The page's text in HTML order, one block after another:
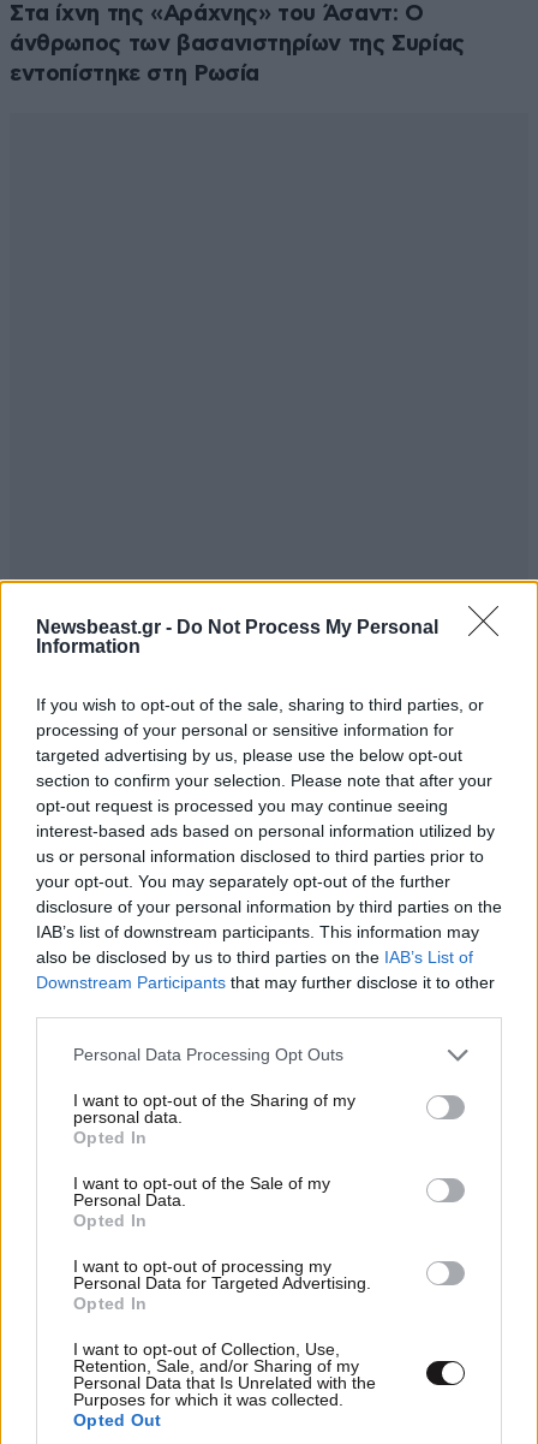
Newsbeast.gr - Do Not Process My Personal
Information
If you wish to opt-out of the sale, sharing to third parties, or
processing of your personal or sensitive information for
targeted advertising by us, please use the below opt-out
section to confirm your selection. Please note that after your
opt-out request is processed you may continue seeing
interest-based ads based on personal information utilized by
us or personal information disclosed to third parties prior to
your opt-out. You may separately opt-out of the further
disclosure of your personal information by third parties on the
IAB’s list of downstream participants. This information may
also be disclosed by us to third parties on the IAB’s List of
Downstream Participants that may further disclose it to other
Please note that this website/app uses one or more Google
not limited to your visit or usage behaviour. You may click to
grant or deny consent to Google and its third-party tags to
use your data for below specified purposes in below Google
consent section.
Personal Data Processing Opt Outs
I want to opt-out of the Sharing of my
personal data.
Opted In
I want to opt-out of the Sale of my
Personal Data.
Opted In
I want to opt-out of processing my
Personal Data for Targeted Advertising.
Opted In
I want to opt-out of Collection, Use,
Retention, Sale, and/or Sharing of my
Personal Data that Is Unrelated with the
Purposes for which it was collected.
Opted Out
Στα ίχνη της «Αράχνης» του Άσαντ: Ο
άνθρωπος των βασανιστηρίων της Συρίας
εντοπίστηκε στη Ρωσία
Ογκολόγοι προειδοποιούν: Αυτές οι τροφές,
περνούν απαρατήρητες, αλλά καλό είναι να τις
βγάλετε από την καθημερινότητά σας